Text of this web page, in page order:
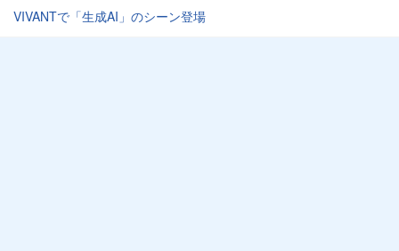
VIVANTで「生成AI」のシーン登場